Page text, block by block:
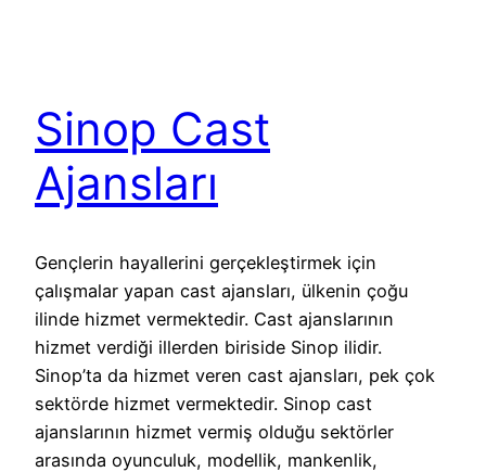
Sinop Cast
Ajansları
Gençlerin hayallerini gerçekleştirmek için
çalışmalar yapan cast ajansları, ülkenin çoğu
ilinde hizmet vermektedir. Cast ajanslarının
hizmet verdiği illerden biriside Sinop ilidir.
Sinop’ta da hizmet veren cast ajansları, pek çok
sektörde hizmet vermektedir. Sinop cast
ajanslarının hizmet vermiş olduğu sektörler
arasında oyunculuk, modellik, mankenlik,